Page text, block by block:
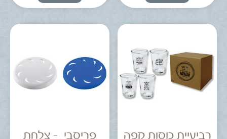
רביעיית כוסות קפה
פריסבי – צלחת